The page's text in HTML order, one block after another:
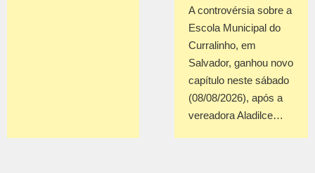
A controvérsia sobre a
Escola Municipal do
Curralinho, em
Salvador, ganhou novo
capítulo neste sábado
(08/08/2026), após a
vereadora Aladilce…